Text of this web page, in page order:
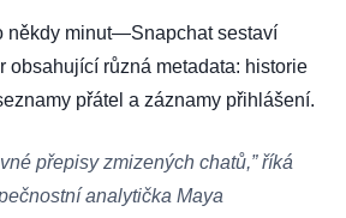
někdy minut—Snapchat sestaví
obsahující různá metadata: historie
přátel a záznamy přihlášení.
přepisy zmizených chatů,” říká
analytička Maya